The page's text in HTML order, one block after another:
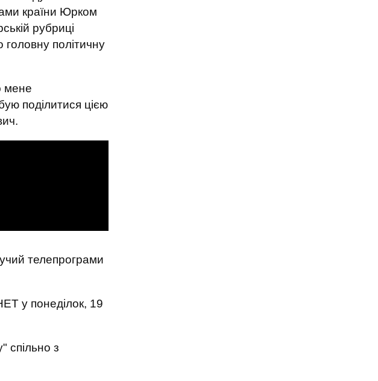
країни Юрком
рубриці
політичну
мене
поділитися цією
телепрограми
у понеділок, 19
спільно з